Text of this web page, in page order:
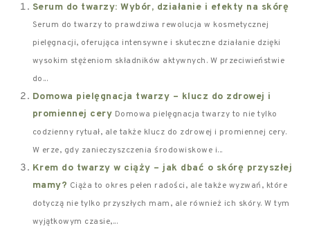
Serum do twarzy: Wybór, działanie i efekty na skórę
Serum do twarzy to prawdziwa rewolucja w kosmetycznej
pielęgnacji, oferująca intensywne i skuteczne działanie dzięki
wysokim stężeniom składników aktywnych. W przeciwieństwie
do...
Domowa pielęgnacja twarzy – klucz do zdrowej i
promiennej cery Domowa pielęgnacja twarzy to nie tylko
codzienny rytuał, ale także klucz do zdrowej i promiennej cery.
W erze, gdy zanieczyszczenia środowiskowe i...
Krem do twarzy w ciąży – jak dbać o skórę przyszłej
mamy? Ciąża to okres pełen radości, ale także wyzwań, które
dotyczą nie tylko przyszłych mam, ale również ich skóry. W tym
wyjątkowym czasie,...